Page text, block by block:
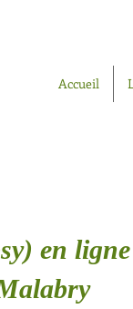
Accueil
en